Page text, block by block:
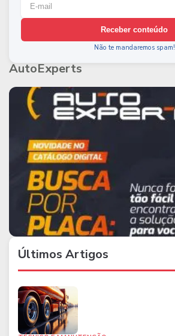
Receber conteúdo
Não te mandaremos spam!
AutoExperts
Últimos Artigos